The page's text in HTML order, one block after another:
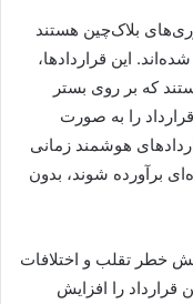
بلاک‌چین هستند
این قراردادها،
که بر روی بستر
را به صورت
هوشمند زمانی
برآورده شوند، بدون
خطر تقلب و اختلافات
قرارداد را افزایش